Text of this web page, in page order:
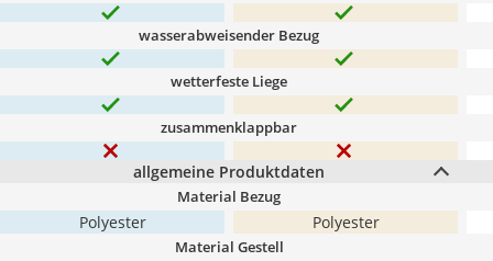
wasserabweisender Bezug
wetterfeste Liege
zusammenklappbar
allgemeine Produktdaten
Material Bezug
Polyester Polyester
Material Gestell